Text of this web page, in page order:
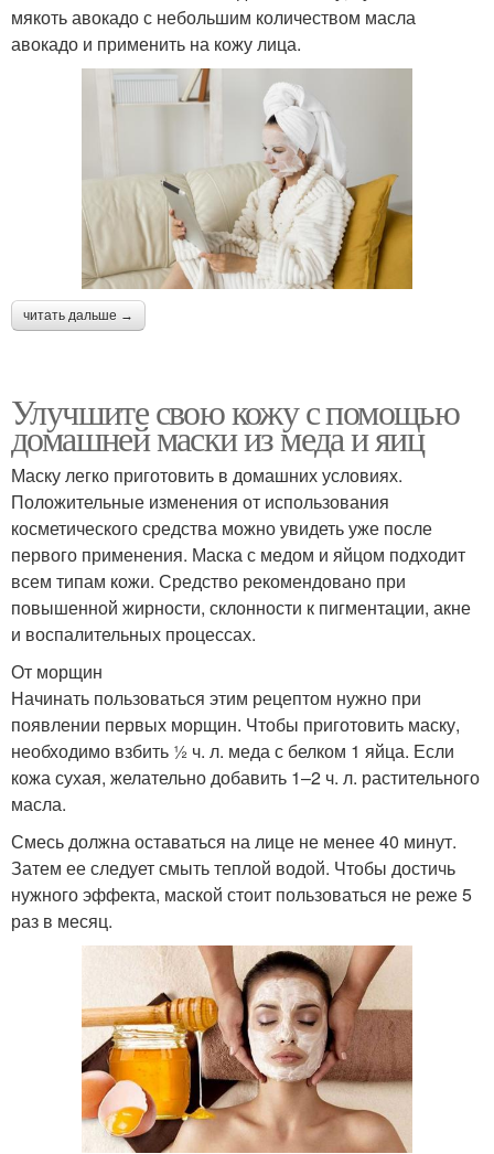
мякоть авокадо с небольшим количеством масла
авокадо и применить на кожу лица.
читать дальше →
Улучшите свою кожу с помощью
домашней маски из меда и яиц
Маску легко приготовить в домашних условиях.
Положительные изменения от использования
косметического средства можно увидеть уже после
первого применения. Маска с медом и яйцом подходит
всем типам кожи. Средство рекомендовано при
повышенной жирности, склонности к пигментации, акне
и воспалительных процессах.
От морщин
Начинать пользоваться этим рецептом нужно при
появлении первых морщин. Чтобы приготовить маску,
необходимо взбить ½ ч. л. меда с белком 1 яйца. Если
кожа сухая, желательно добавить 1–2 ч. л. растительного
масла.
Смесь должна оставаться на лице не менее 40 минут.
Затем ее следует смыть теплой водой. Чтобы достичь
нужного эффекта, маской стоит пользоваться не реже 5
раз в месяц.